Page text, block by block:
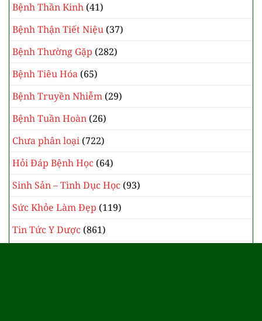
Bệnh Thần Kinh (41)
Bệnh Thận Tiết Niệu (37)
Bệnh Thường Gặp (282)
Bệnh Tiêu Hóa (65)
Bệnh Truyền Nhiễm (29)
Bệnh Tuần Hoàn (26)
Chưa phân loại (722)
Hỏi Đáp Bệnh Học (64)
Sinh Sản – Tình Dục Học (93)
Sức Khỏe Làm Đẹp (119)
Tin Tức Y Dược (861)